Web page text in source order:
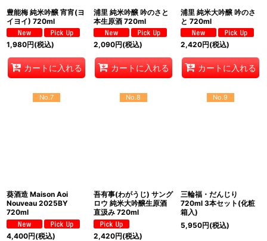
豊能梅 純米吟醸 宵宵(ヨ
イヨイ) 720ml
1,980円(税込)
カートに入れる
浦里 純米吟醸 吟のさと
本生原酒 720ml
2,090円(税込)
カートに入れる
浦里 純米大吟醸 吟のさ
と 720ml
2,420円(税込)
カートに入れる
No.7
葵酒造 Maison Aoi
Nouveau 2025BY
720ml
4,400円(税込)
No.8
吾有事(わがうじ) サング
ロウ 純米大吟醸生原酒
直汲み 720ml
2,420円(税込)
No.9
三輪福・だんじり
720ml 3本セット(化粧
箱入)
5,950円(税込)